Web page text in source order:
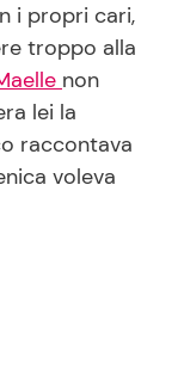
i propri cari,
troppo alla
non
lei la
raccontava
voleva